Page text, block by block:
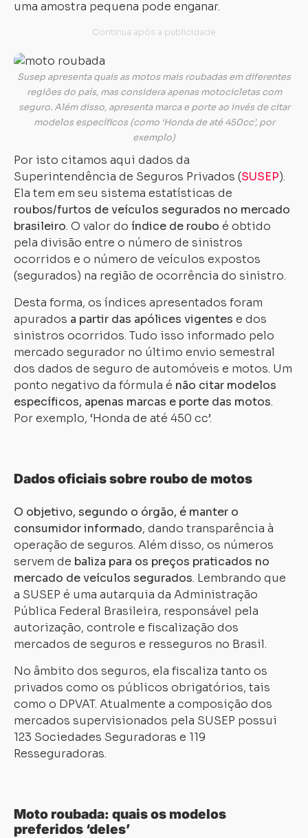
uma amostra pequena pode enganar.
Susep apresenta quais as motos mais roubadas em diferentes
regiões do país, mas considera apenas motocicletas com
seguro. Além disso, apresenta marca e porte ao invés de citar
modelos específicos (como ‘Honda de até 450cc’, por
exemplo)
Por isto citamos aqui dados da
Superintendência de Seguros Privados (SUSEP).
Ela tem em seu sistema estatísticas de
roubos/furtos de veículos segurados no mercado
brasileiro. O valor do índice de roubo é obtido
pela divisão entre o número de sinistros
ocorridos e o número de veículos expostos
(segurados) na região de ocorrência do sinistro.
Desta forma, os índices apresentados foram
apurados a partir das apólices vigentes e dos
sinistros ocorridos. Tudo isso informado pelo
mercado segurador no último envio semestral
dos dados de seguro de automóveis e motos. Um
ponto negativo da fórmula é não citar modelos
específicos, apenas marcas e porte das motos.
Por exemplo, ‘Honda de até 450 cc’.
Dados oficiais sobre roubo de motos
O objetivo, segundo o órgão, é manter o
consumidor informado, dando transparência à
operação de seguros. Além disso, os números
servem de baliza para os preços praticados no
mercado de veículos segurados. Lembrando que
a SUSEP é uma autarquia da Administração
Pública Federal Brasileira, responsável pela
autorização, controle e fiscalização dos
mercados de seguros e resseguros no Brasil.
No âmbito dos seguros, ela fiscaliza tanto os
privados como os públicos obrigatórios, tais
como o DPVAT. Atualmente a composição dos
mercados supervisionados pela SUSEP possui
123 Sociedades Seguradoras e 119
Resseguradoras.
Moto roubada: quais os modelos
preferidos ‘deles’